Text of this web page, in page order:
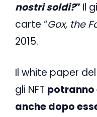
nostri soldi?”Il
carte “Gox, the
2015.
Il white paper
gli NFT potranno
anche dopo